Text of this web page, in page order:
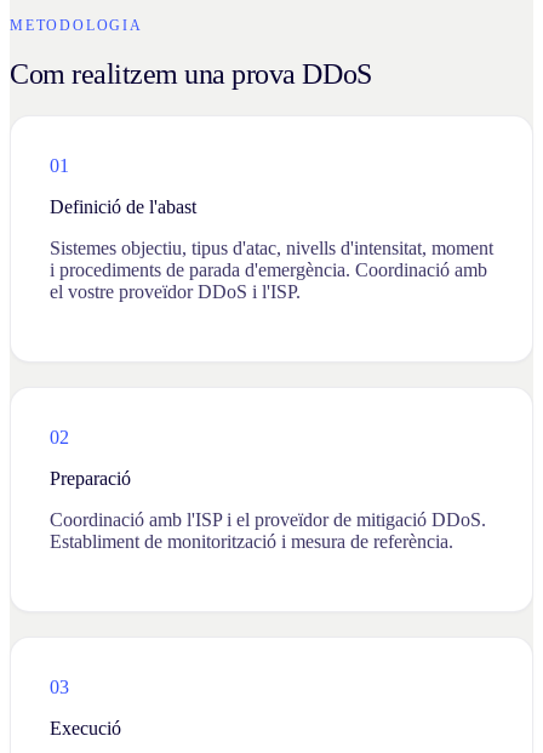
METODOLOGIA
Com realitzem una prova DDoS
01
Definició de l'abast
Sistemes objectiu, tipus d'atac, nivells d'intensitat, moment
i procediments de parada d'emergència. Coordinació amb
el vostre proveïdor DDoS i l'ISP.
02
Preparació
Coordinació amb l'ISP i el proveïdor de mitigació DDoS.
Establiment de monitorització i mesura de referència.
03
Execució